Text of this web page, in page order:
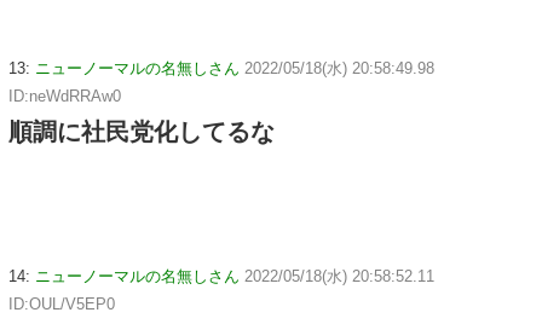
13: ニューノーマルの名無しさん 2022/05/18(水) 20:58:49.98
ID:neWdRRAw0
順調に社民党化してるな
14: ニューノーマルの名無しさん 2022/05/18(水) 20:58:52.11
ID:OUL/V5EP0